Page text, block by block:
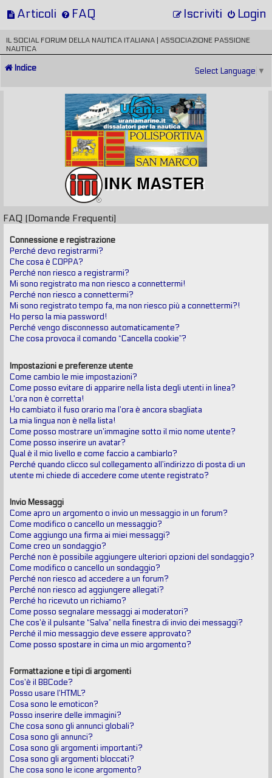
Articoli FAQ Login
Iscriviti
IL SOCIAL FORUM DELLA NAUTICA ITALIANA | ASSOCIAZIONE PASSIONE
NAUTICA
Indice Select Language ▼
FAQ (Domande Frequenti)
Connessione e registrazione
Perché devo registrarmi?
Che cosa è COPPA?
Perché non riesco a registrarmi?
Mi sono registrato ma non riesco a connettermi!
Perché non riesco a connettermi?
Mi sono registrato tempo fa, ma non riesco più a connettermi?!
Ho perso la mia password!
Perché vengo disconnesso automaticamente?
Che cosa provoca il comando “Cancella cookie”?
Impostazioni e preferenze utente
Come cambio le mie impostazioni?
Come posso evitare di apparire nella lista degli utenti in linea?
L’ora non è corretta!
Ho cambiato il fuso orario ma l’ora è ancora sbagliata
La mia lingua non è nella lista!
Come posso mostrare un’immagine sotto il mio nome utente?
Come posso inserire un avatar?
Qual è il mio livello e come faccio a cambiarlo?
Perché quando clicco sul collegamento all’indirizzo di posta di un
utente mi chiede di accedere come utente registrato?
Invio Messaggi
Come apro un argomento o invio un messaggio in un forum?
Come modifico o cancello un messaggio?
Come aggiungo una firma ai miei messaggi?
Come creo un sondaggio?
Perché non è possibile aggiungere ulteriori opzioni del sondaggio?
Come modifico o cancello un sondaggio?
Perché non riesco ad accedere a un forum?
Perché non riesco ad aggiungere allegati?
Perché ho ricevuto un richiamo?
Come posso segnalare messaggi ai moderatori?
Che cos’è il pulsante “Salva” nella finestra di invio dei messaggi?
Perché il mio messaggio deve essere approvato?
Come posso spostare in cima un mio argomento?
Formattazione e tipi di argomenti
Cos’è il BBCode?
Posso usare l’HTML?
Cosa sono le emoticon?
Posso inserire delle immagini?
Che cosa sono gli annunci globali?
Cosa sono gli annunci?
Cosa sono gli argomenti importanti?
Cosa sono gli argomenti bloccati?
Che cosa sono le icone argomento?